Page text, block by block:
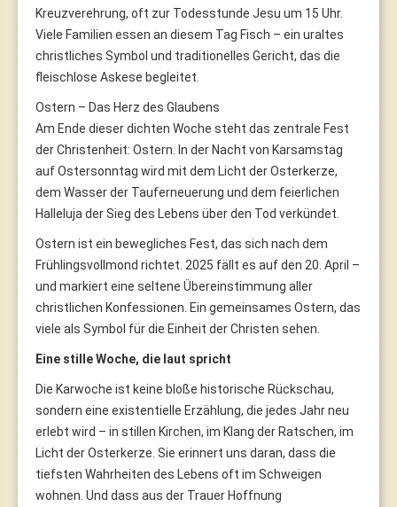
Kreuzverehrung, oft zur Todesstunde Jesu um 15 Uhr.
Viele Familien essen an diesem Tag Fisch – ein uraltes
christliches Symbol und traditionelles Gericht, das die
fleischlose Askese begleitet.
Ostern – Das Herz des Glaubens
Am Ende dieser dichten Woche steht das zentrale Fest
der Christenheit: Ostern. In der Nacht von Karsamstag
auf Ostersonntag wird mit dem Licht der Osterkerze,
dem Wasser der Tauferneuerung und dem feierlichen
Halleluja der Sieg des Lebens über den Tod verkündet.
Ostern ist ein bewegliches Fest, das sich nach dem
Frühlingsvollmond richtet. 2025 fällt es auf den 20. April –
und markiert eine seltene Übereinstimmung aller
christlichen Konfessionen. Ein gemeinsames Ostern, das
viele als Symbol für die Einheit der Christen sehen.
Eine stille Woche, die laut spricht
Die Karwoche ist keine bloße historische Rückschau,
sondern eine existentielle Erzählung, die jedes Jahr neu
erlebt wird – in stillen Kirchen, im Klang der Ratschen, im
Licht der Osterkerze. Sie erinnert uns daran, dass die
tiefsten Wahrheiten des Lebens oft im Schweigen
wohnen. Und dass aus der Trauer Hoffnung